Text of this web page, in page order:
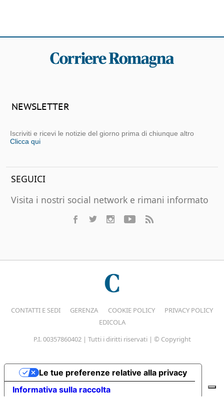
NEWSLETTER
Iscriviti e ricevi le notizie del giorno prima di chiunque altro
Clicca qui
SEGUICI
Visita i nostri social network e rimani informato
CONTATTI E SEDI GERENZA COOKIE POLICY
PRIVACY POLICY
EDICOLA
P.I. 00357860402 | Tutti i diritti riservati | © Copyright
Informativa sulla raccolta
Le tue preferenze relative alla privacy